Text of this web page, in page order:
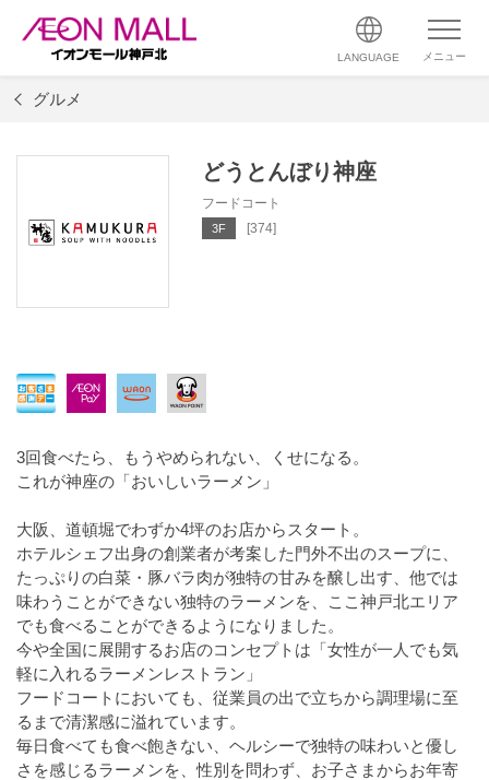
LANGUAGE メニュー
グルメ
どうとんぼり神座
フードコート
3F [374]
3回食べたら、もうやめられない、くせになる。
これが神座の「おいしいラーメン」
大阪、道頓堀でわずか4坪のお店からスタート。
ホテルシェフ出身の創業者が考案した門外不出のスープに、
たっぷりの白菜・豚バラ肉が独特の甘みを醸し出す、他では
味わうことができない独特のラーメンを、ここ神戸北エリア
でも食べることができるようになりました。
今や全国に展開するお店のコンセプトは「女性が一人でも気
軽に入れるラーメンレストラン」
フードコートにおいても、従業員の出で立ちから調理場に至
るまで清潔感に溢れています。
毎日食べても食べ飽きない、ヘルシーで独特の味わいと優し
さを感じるラーメンを、性別を問わず、お子さまからお年寄